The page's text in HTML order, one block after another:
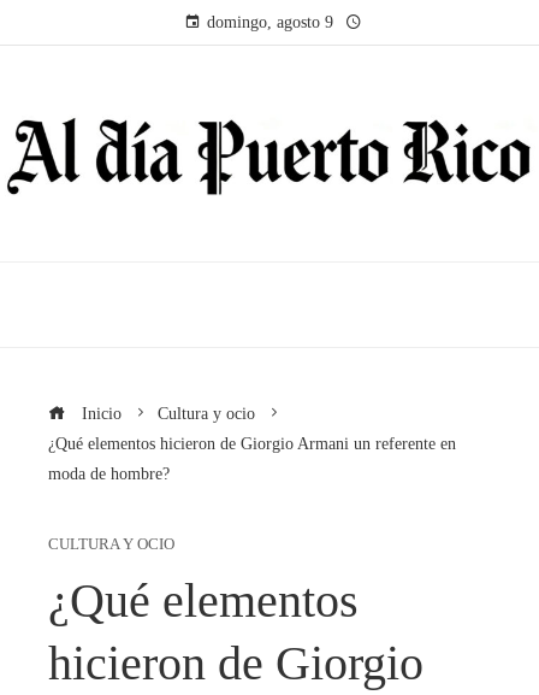
domingo, agosto 9
Inicio
Cultura y ocio
¿Qué elementos hicieron de Giorgio Armani un referente en
moda de hombre?
CULTURA Y OCIO
¿Qué elementos
hicieron de Giorgio